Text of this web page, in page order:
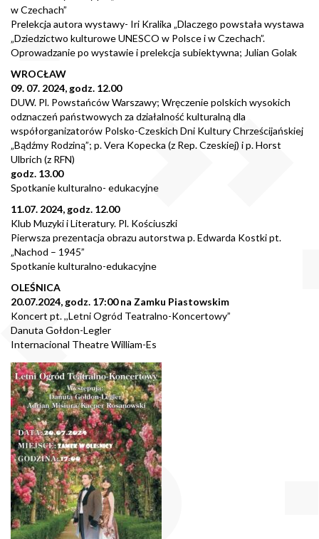
w Czechach”
Prelekcja autora wystawy- Iri Kralika „Dlaczego powstała wystawa
„Dziedzictwo kulturowe UNESCO w Polsce i w Czechach”.
Oprowadzanie po wystawie i prelekcja subiektywna; Julian Golak
WROCŁAW
09. 07. 2024, godz. 12.00
DUW. Pl. Powstańców Warszawy; Wręczenie polskich wysokich
odznaczeń państwowych za działalność kulturalną dla
współorganizatorów Polsko-Czeskich Dni Kultury Chrześcijańskiej
„Bądźmy Rodziną”; p. Vera Kopecka (z Rep. Czeskiej) i p. Horst
Ulbrich (z RFN)
godz. 13.00
Spotkanie kulturalno- edukacyjne
11.07. 2024, godz. 12.00
Klub Muzyki i Literatury. Pl. Kościuszki
Pierwsza prezentacja obrazu autorstwa p. Edwarda Kostki pt.
„Nachod – 1945”
Spotkanie kulturalno-edukacyjne
OLEŚNICA
20.07.2024, godz. 17:00 na Zamku Piastowskim
Koncert pt. ,,Letni Ogród Teatralno-Koncertowy”
Danuta Gołdon-Legler
Internacional Theatre William-Es